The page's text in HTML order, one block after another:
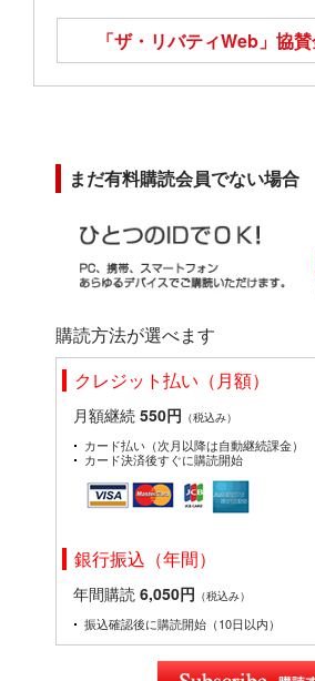
「ザ・リバティWeb」 協
まだ有料購読会員でない場合
購読方法が選べます
クレジット払い（月額）
月額継続 550円 （税込み）
カード払い（次月以降は自動継続課金）
カード決済後すぐに購読開始
銀行振込（年間）
年間購読 6,050円 （税込み）
振込確認後に購読開始（10日以内）